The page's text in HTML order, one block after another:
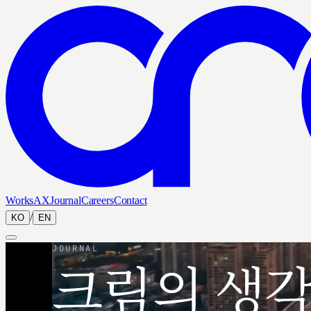
WorksAXJournalCareersContact
KO / EN
JOURNAL
크림의 생